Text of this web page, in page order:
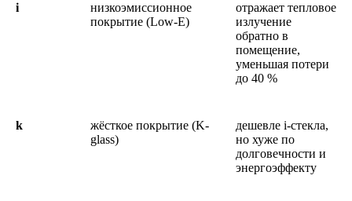
i
низкоэмиссионное
покрытие (Low-E)
отражает тепловое
излучение
обратно в
помещение,
уменьшая потери
до 40 %
k
жёсткое покрытие (K-
glass)
дешевле i-стекла,
но хуже по
долговечности и
энергоэффекту